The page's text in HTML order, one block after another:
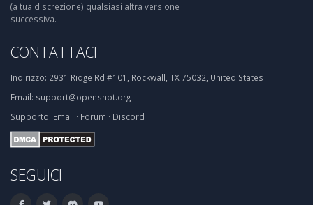
(a tua discrezione) qualsiasi altra versione
successiva.
CONTATTACI
Indirizzo: 2931 Ridge Rd #101, Rockwall, TX 75032, United States
Email: support@openshot.org
Supporto: Email · Forum · Discord
SEGUICI